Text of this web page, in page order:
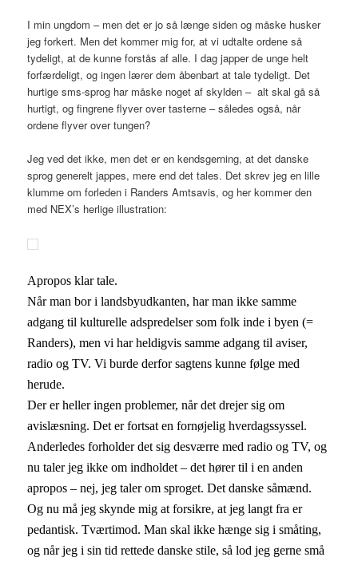
I min ungdom – men det er jo så længe siden og måske husker
jeg forkert. Men det kommer mig for, at vi udtalte ordene så
tydeligt, at de kunne forstås af alle. I dag japper de unge helt
forfærdeligt, og ingen lærer dem åbenbart at tale tydeligt. Det
hurtige sms-sprog har måske noget af skylden – alt skal gå så
hurtigt, og fingrene flyver over tasterne – således også, når
ordene flyver over tungen?
Jeg ved det ikke, men det er en kendsgerning, at det danske
sprog generelt jappes, mere end det tales. Det skrev jeg en lille
klumme om forleden i Randers Amtsavis, og her kommer den
med NEX’s herlige illustration:
Apropos klar tale.
Når man bor i landsbyudkanten, har man ikke samme
adgang til kulturelle adspredelser som folk inde i byen (=
Randers), men vi har heldigvis samme adgang til aviser,
radio og TV. Vi burde derfor sagtens kunne følge med
herude.
Der er heller ingen problemer, når det drejer sig om
avislæsning. Det er fortsat en fornøjelig hverdagssyssel.
Anderledes forholder det sig desværre med radio og TV, og
nu taler jeg ikke om indholdet – det hører til i en anden
apropos – nej, jeg taler om sproget. Det danske såmænd.
Og nu må jeg skynde mig at forsikre, at jeg langt fra er
pedantisk. Tværtimod. Man skal ikke hænge sig i småting,
og når jeg i sin tid rettede danske stile, så lod jeg gerne små